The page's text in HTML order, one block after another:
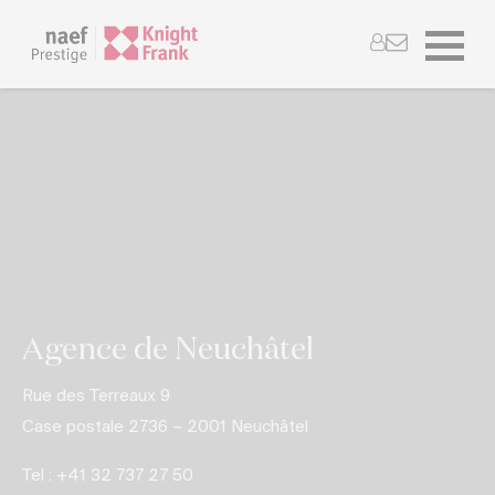
Agence de Neuchâtel
Rue des Terreaux 9
Case postale 2736 – 2001 Neuchâtel
Tel : +41 32 737 27 50